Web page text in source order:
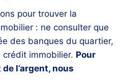
pour trouver la
: ne consulter que
des banques du quartier,
immobilier. Pour
l’argent, nous